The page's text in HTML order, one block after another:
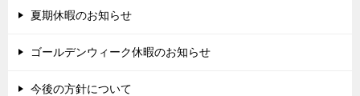
夏期休暇のお知らせ
ゴールデンウィーク休暇のお知らせ
今後の方針について